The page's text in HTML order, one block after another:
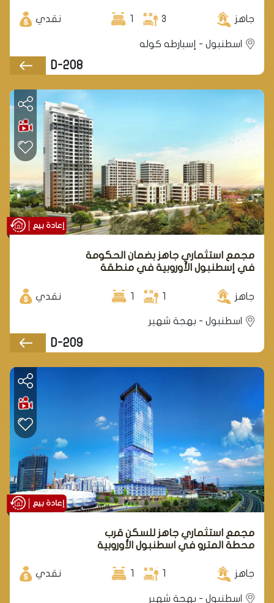
جاهز 3
1 نقدي
اسطنبول - إسبارطه كوله
D-208
مجمع استثماري جاهز بضمان الحكومة
في إسطنبول الأوروبية في منطقة
جاهز 1
1 نقدي
اسطنبول - بهجة شهير
D-209
مجمع استثماري جاهز للسكن قرب
محطة المترو في اسطنبول الأوروبية
جاهز 1
1 نقدي
اسطنبول - بهجة شهير